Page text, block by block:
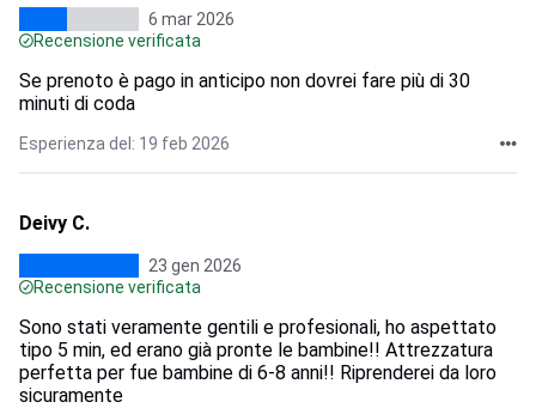
6 mar 2026
Recensione verificata
Se prenoto è pago in anticipo non dovrei fare più di 30
minuti di coda
Esperienza del: 19 feb 2026
Deivy C.
23 gen 2026
Recensione verificata
Sono stati veramente gentili e profesionali, ho aspettato
tipo 5 min, ed erano già pronte le bambine!! Attrezzatura
perfetta per fue bambine di 6-8 anni!! Riprenderei da loro
sicuramente